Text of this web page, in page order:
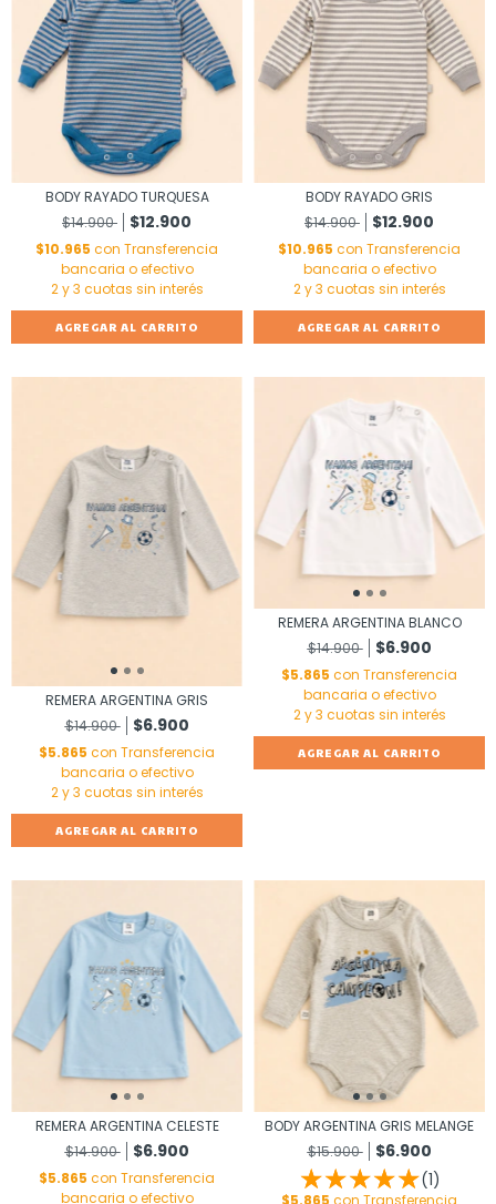
BODY RAYADO TURQUESA
$14.900
$12.900
$10.965 con Transferencia
bancaria o efectivo
AGREGAR AL CARRITO
BODY RAYADO GRIS
$14.900
$12.900
$10.965 con Transferencia
bancaria o efectivo
AGREGAR AL CARRITO
REMERA ARGENTINA GRIS
$14.900
$6.900
$5.865 con Transferencia
bancaria o efectivo
AGREGAR AL CARRITO
REMERA ARGENTINA BLANCO
$14.900
$6.900
$5.865 con Transferencia
bancaria o efectivo
AGREGAR AL CARRITO
REMERA ARGENTINA CELESTE
$14.900
$6.900
$5.865 con Transferencia
bancaria o efectivo
BODY ARGENTINA GRIS MELANGE
$15.900
$6.900
(1)
$5.865 con Transferencia